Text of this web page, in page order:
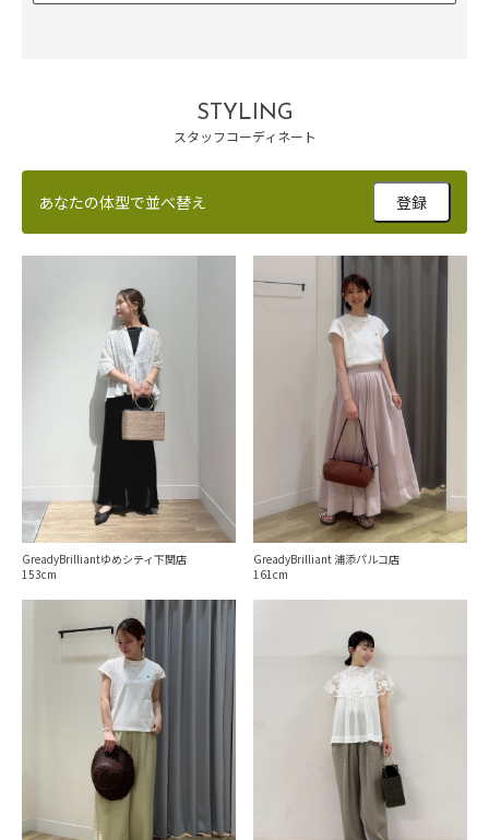
STYLING
スタッフコーディネート
あなたの体型で並べ替え 登録
GreadyBrilliantゆめシティ下関店
153
GreadyBrilliant 浦添パルコ店
161